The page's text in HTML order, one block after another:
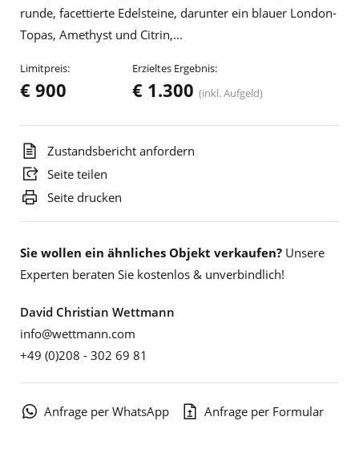
runde, facettierte Edelsteine, darunter ein blauer London-
Topas, Amethyst und Citrin,...
Limitpreis:
€ 900
Erzieltes Ergebnis:
€ 1.300 (inkl. Aufgeld)
Zustandsbericht anfordern
Seite teilen
Seite drucken
Sie wollen ein ähnliches Objekt verkaufen? Unsere
Experten beraten Sie kostenlos & unverbindlich!
David Christian Wettmann
info@wettmann.com
+49 (0)208 - 302 69 81
Anfrage per WhatsApp Anfrage per Formular